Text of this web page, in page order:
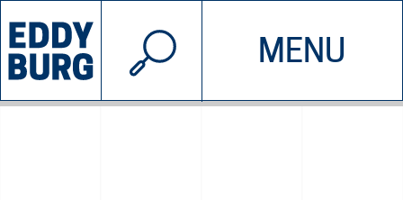
MENU
INIZIATIVE CHI SIAMO
© 2026 EDDYBURG